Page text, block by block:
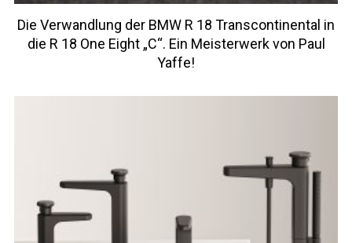
Die Verwandlung der BMW R 18 Transcontinental in
die R 18 One Eight „C“. Ein Meisterwerk von Paul
Yaffe!